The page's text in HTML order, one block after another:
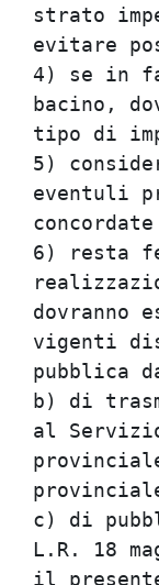
strato
4) se in
bacino,
5)
eventuli
6)
vigenti
b) di
al
c) di
L.R. 18
il